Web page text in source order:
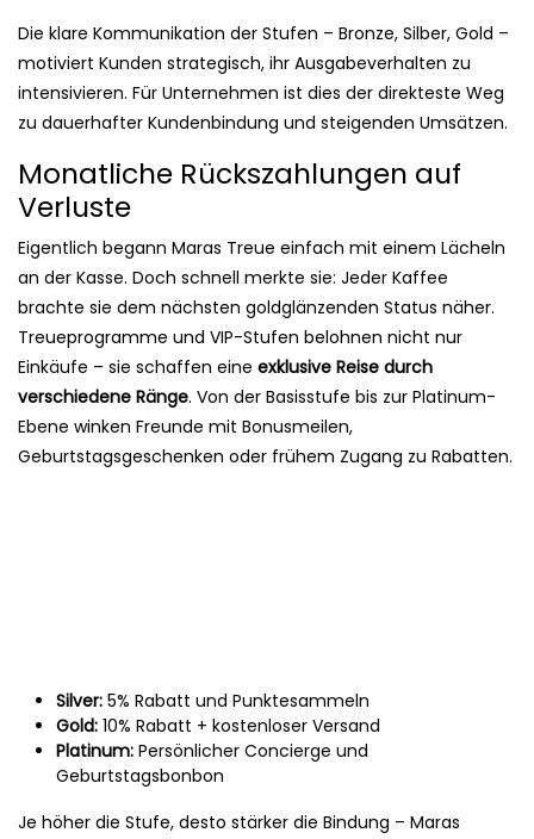
Die klare Kommunikation der Stufen – Bronze, Silber, Gold –
motiviert Kunden strategisch, ihr Ausgabeverhalten zu
intensivieren. Für Unternehmen ist dies der direkteste Weg
zu dauerhafter Kundenbindung und steigenden Umsätzen.
Monatliche Rückszahlungen auf
Verluste
Eigentlich begann Maras Treue einfach mit einem Lächeln
an der Kasse. Doch schnell merkte sie: Jeder Kaffee
brachte sie dem nächsten goldglänzenden Status näher.
Treueprogramme und VIP-Stufen belohnen nicht nur
Einkäufe – sie schaffen eine exklusive Reise durch
verschiedene Ränge. Von der Basisstufe bis zur Platinum-
Ebene winken Freunde mit Bonusmeilen,
Geburtstagsgeschenken oder frühem Zugang zu Rabatten.
Silver: 5% Rabatt und Punktesammeln
Gold: 10% Rabatt + kostenloser Versand
Platinum: Persönlicher Concierge und
Geburtstagsbonbon
Je höher die Stufe, desto stärker die Bindung – Maras